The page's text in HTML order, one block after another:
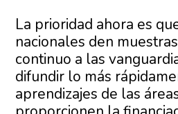
La prioridad ahora es
nacionales den
continuo a las
difundir lo más
aprendizajes de las